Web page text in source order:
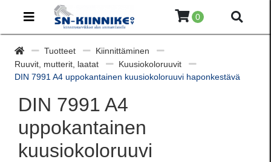
0
Tuotteet
Kiinnittäminen
Ruuvit, mutterit, laatat
Kuusiokoloruuvit
DIN 7991 A4 uppokantainen kuusiokoloruuvi haponkestävä
DIN 7991 A4
uppokantainen
kuusiokoloruuvi